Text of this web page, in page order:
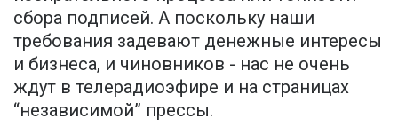
сбора подписей. А поскольку наши
требования задевают денежные интересы
и бизнеса, и чиновников - нас не очень
ждут в телерадиоэфире и на страницах
“независимой” прессы.